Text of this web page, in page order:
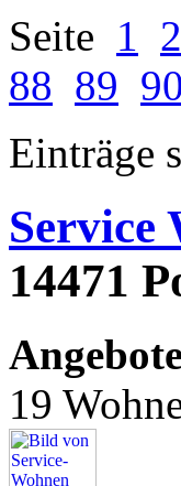
Seite 1 2
88 89 90
Einträge
Service
14471
19